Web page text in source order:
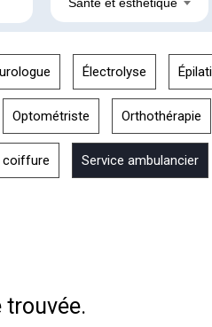
Électrolyse
Optométriste Orthothérapie
coiffure Service ambulancier
trouvée.